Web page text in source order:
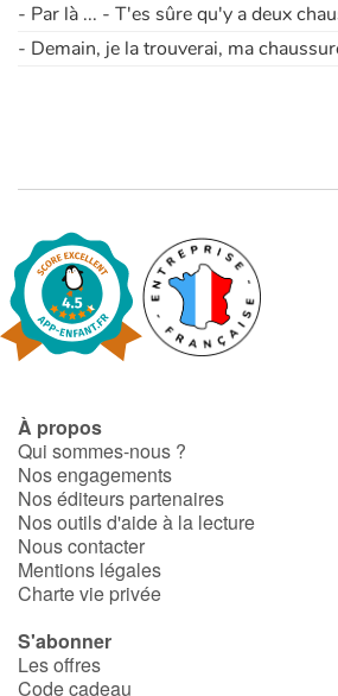
- Par là ... - T'es sûre qu'y a deux
- Demain, je la trouverai, ma
À propos
Qui sommes-nous ?
Nos engagements
Nos éditeurs partenaires
Nos outils d'aide à la lecture
Nous contacter
Mentions légales
Charte vie privée
S'abonner
Les offres
Code cadeau